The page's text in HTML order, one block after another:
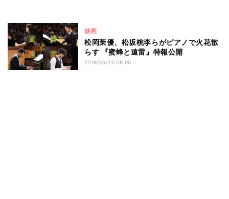
映画
松岡茉優、松坂桃李らがピアノで火花散
らす 『蜜蜂と遠雷』特報公開
2019/06/20 08:00